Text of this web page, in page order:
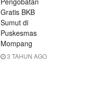
Gratis BKB
Sumut di
Puskesmas
Mompang
3 TAHUN AGO